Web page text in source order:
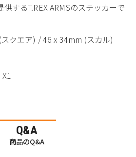
するT.REX ARMSのステッカーで
クエア) / 46 x 34mm (スカル)
Q&A
商品のQ&A